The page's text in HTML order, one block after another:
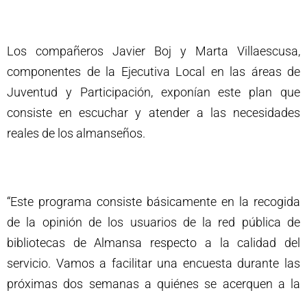
Los compañeros Javier Boj y Marta Villaescusa,
componentes de la Ejecutiva Local en las áreas de
Juventud y Participación, exponían este plan que
consiste en escuchar y atender a las necesidades
reales de los almanseños.
“Este programa consiste básicamente en la recogida
de la opinión de los usuarios de la red pública de
bibliotecas de Almansa respecto a la calidad del
servicio. Vamos a facilitar una encuesta durante las
próximas dos semanas a quiénes se acerquen a la